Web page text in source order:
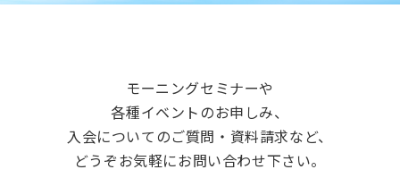
モーニングセミナーや
各種イベントのお申しみ、
入会についてのご質問・資料請求など、
どうぞお気軽にお問い合わせ下さい。